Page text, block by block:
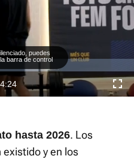
Duration
4:24
puedes
barra de control
hasta 2026. Los
y en los